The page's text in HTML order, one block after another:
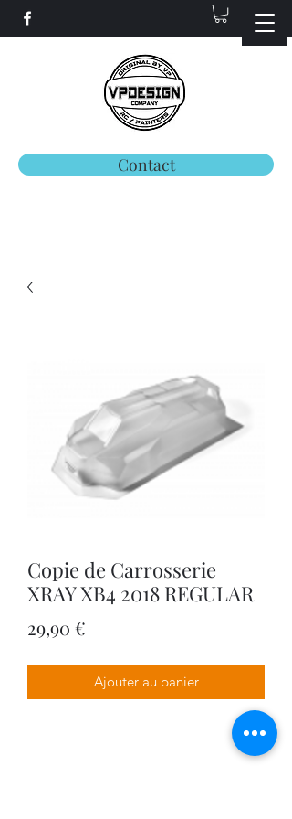
Contact
Copie de Carrosserie
XRAY XB4 2018 REGULAR
29,90 €
Ajouter au panier